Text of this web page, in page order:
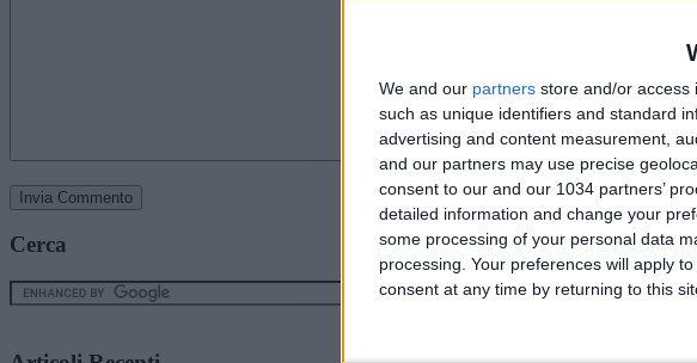
We and our partners store and/or access
such as unique identifiers and standard
advertising and content measurement,
and our partners may use precise
consent to our and our 1034 partners’
detailed information and change your
some processing of your personal data
processing. Your preferences will apply
consent at any time by returning to this
Cerca